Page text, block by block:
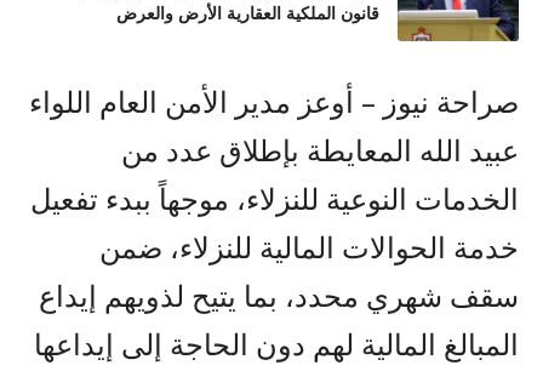
قانون الملكية العقارية الأرض والعرض
صراحة نيوز – أوعز مدير الأمن العام اللواء
عبيد الله المعايطة بإطلاق عدد من
الخدمات النوعية للنزلاء، موجهاً ببدء تفعيل
خدمة الحوالات المالية للنزلاء، ضمن
سقف شهري محدد، بما يتيح لذويهم إيداع
المبالغ المالية لهم دون الحاجة إلى إيداعها